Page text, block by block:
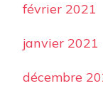
février 2021
janvier 2021
décembre